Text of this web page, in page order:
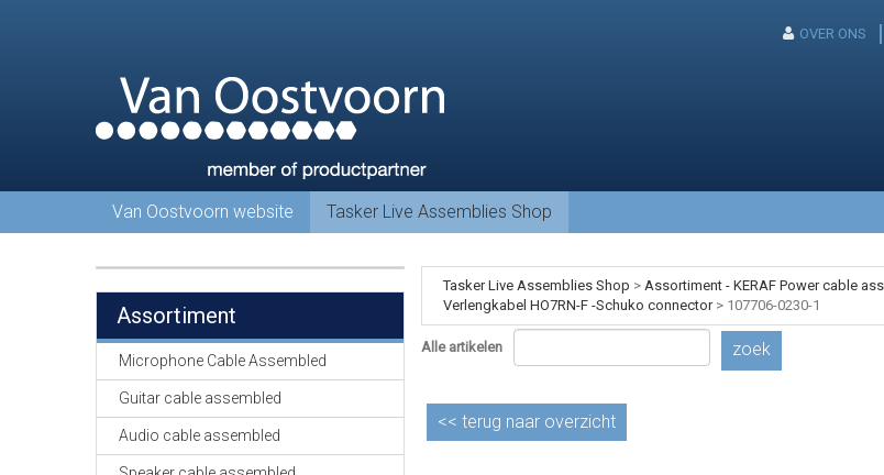
OVER ONS
Van Oostvoorn website Tasker Live Assemblies Shop
Assortiment
Microphone Cable Assembled
Guitar cable assembled
Audio cable assembled
Tasker Live Assemblies Shop > Assortiment - KERAF Power cable
Verlengkabel HO7RN-F -Schuko connector> 107706-0230-1
Alle artikelen zoek
<< terug naar overzicht